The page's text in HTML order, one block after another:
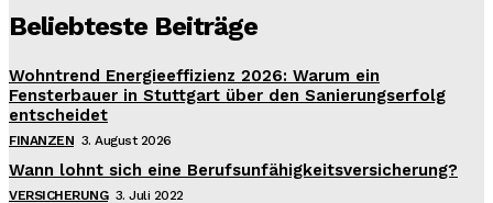
Beliebteste Beiträge
Wohntrend Energieeffizienz 2026: Warum ein
Fensterbauer in Stuttgart über den Sanierungserfolg
entscheidet
FINANZEN 3. August 2026
Wann lohnt sich eine Berufsunfähigkeitsversicherung?
VERSICHERUNG 3. Juli 2022